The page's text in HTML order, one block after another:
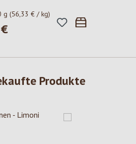
g (56,33 € / kg)
Preis:
Produkte